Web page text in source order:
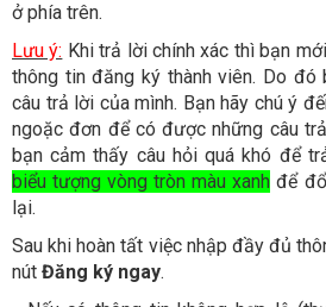
ở phía trên.
Lưu ý: Khi trả lời chính xác thì bạn
thông tin đăng ký thành viên. Do đó
câu trả lời của mình. Bạn hãy chú ý
ngoặc đơn để có được những câu
bạn cảm thấy câu hỏi quá khó để
biểu tượng vòng tròn màu xanh để
lại.
Sau khi hoàn tất việc nhập đầy đủ
nút Đăng ký ngay.